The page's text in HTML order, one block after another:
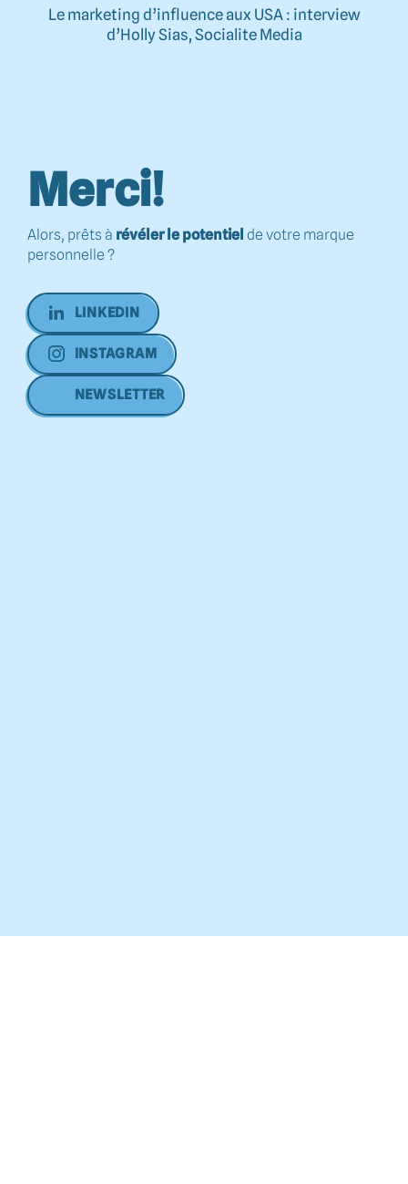
Le marketing d’influence aux USA : interview
d’Holly Sias, Socialite Media
Merci!
Alors, prêts à révéler le potentiel de votre marque
personnelle ?
LINKEDIN
INSTAGRAM
NEWSLETTER